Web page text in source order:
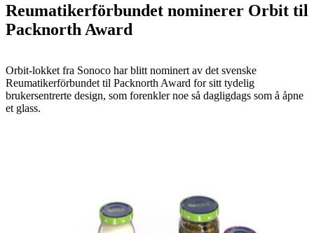
Reumatikerförbundet nominerer Orbit til
Packnorth Award
Orbit-lokket fra Sonoco har blitt nominert av det svenske
Reumatikerförbundet til Packnorth Award for sitt tydelig
brukersentrerte design, som forenkler noe så dagligdags som å åpne
et glass.